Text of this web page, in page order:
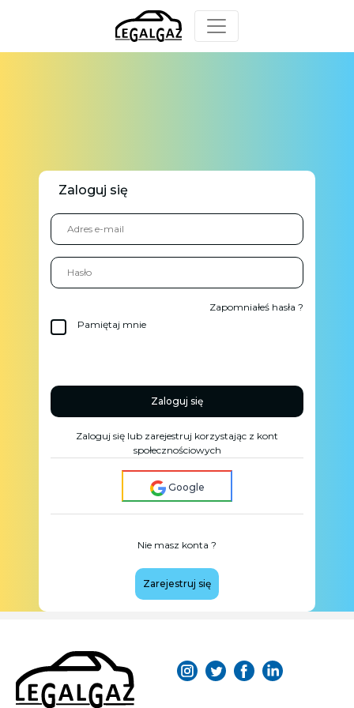
Zaloguj się
Pamiętaj mnie
Zapomniałeś hasła ?
Zaloguj się
Zaloguj się lub zarejestruj korzystając z kont
społecznościowych
Google
Nie masz konta ?
Zarejestruj się